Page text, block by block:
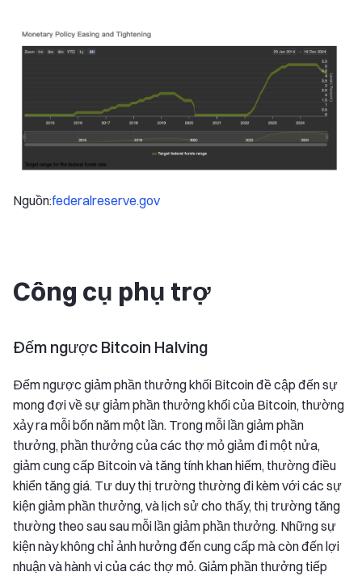
Nguồn:federalreserve.gov
Công cụ phụ trợ
Đếm ngược Bitcoin Halving
Đếm ngược giảm phần thưởng khối Bitcoin đề cập đến sự
mong đợi về sự giảm phần thưởng khối của Bitcoin, thường
xảy ra mỗi bốn năm một lần. Trong mỗi lần giảm phần
thưởng, phần thưởng của các thợ mỏ giảm đi một nửa,
giảm cung cấp Bitcoin và tăng tính khan hiếm, thường điều
khiển tăng giá. Tư duy thị trường thường đi kèm với các sự
kiện giảm phần thưởng, và lịch sử cho thấy, thị trường tăng
thường theo sau sau mỗi lần giảm phần thưởng. Những sự
kiện này không chỉ ảnh hưởng đến cung cấp mà còn đến lợi
nhuận và hành vi của các thợ mỏ. Giảm phần thưởng tiếp